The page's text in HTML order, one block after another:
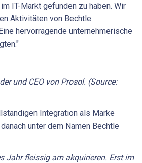
IT-Markt gefunden zu haben. Wir
Aktivitäten von Bechtle
hervorragende unternehmerische
und CEO von Prosol. (Source:
Integration als Marke
unter dem Namen Bechtle
Jahr fleissig am akquirieren. Erst im